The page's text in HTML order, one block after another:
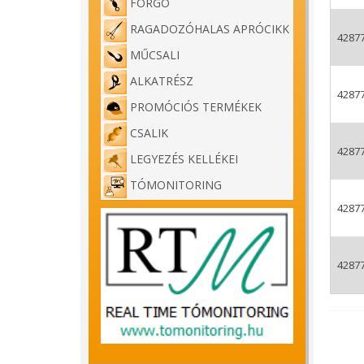
RAGADOZÓHALAS APRÓCIKK
MŰCSALI
ALKATRÉSZ
PROMÓCIÓS TERMÉKEK
CSALIK
LEGYEZÉS KELLÉKEI
TÓMONITORING
A
nyújt